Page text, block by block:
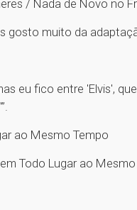
/ Nada de Novo no
gosto muito da
eu fico entre 'Elvis',
ao Mesmo Tempo
Todo Lugar ao Mesmo